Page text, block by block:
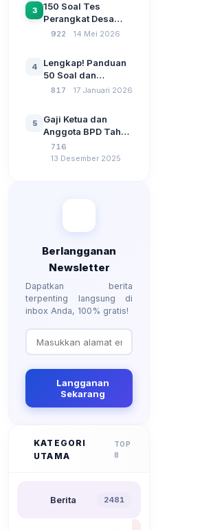
SPP Pencairan
Dana Desa
3
150 Soal Tes
Perangkat Desa
2026: Administrasi
Kebangsaan, dan
Komputer Beserta
Jawaban Paling
922 14 Mei 2026
4
Lengkap! Panduan
50 Soal dan
Jawaban Tes
Berdasarkan UU No
3 Tahun 2024
817 17 Januari 2026
5
Gaji Ketua dan
Anggota BPD Tahun
2026, Berapa
Besarannya? Ada
716
13 Desember 2025
Berlangganan
Newsletter
Dapatkan berita
terpenting langsung di
inbox Anda, 100% gratis!
Langganan
Sekarang
KATEGORI
UTAMA
TOP
8
Berita 2481